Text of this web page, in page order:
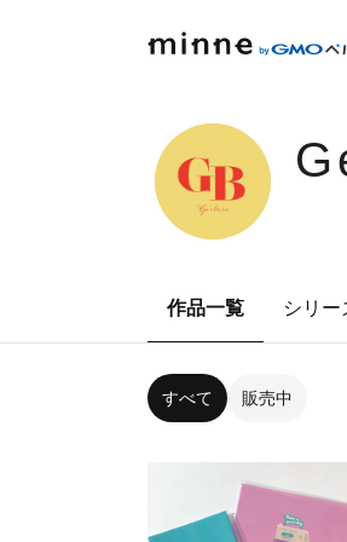
作品一覧 シリー
すべて 販売中